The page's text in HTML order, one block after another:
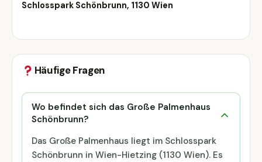
Schlosspark Schönbrunn, 1130 Wien
Häufige Fragen
Wo befindet sich das Große Palmenhaus
Schönbrunn?
Das Große Palmenhaus liegt im Schlosspark
Schönbrunn in Wien-Hietzing (1130 Wien). Es